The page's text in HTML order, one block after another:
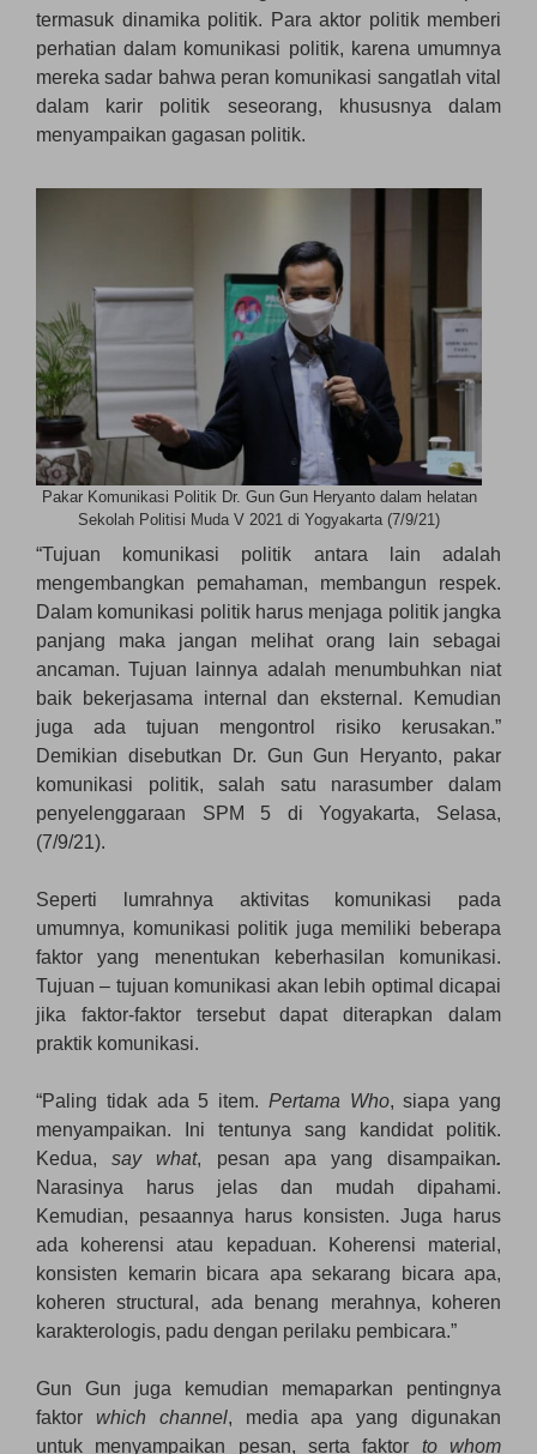
termasuk dinamika politik. Para aktor politik memberi
perhatian dalam komunikasi politik, karena umumnya
mereka sadar bahwa peran komunikasi sangatlah vital
dalam karir politik seseorang, khususnya dalam
menyampaikan gagasan politik.
Pakar Komunikasi Politik Dr. Gun Gun Heryanto dalam helatan
Sekolah Politisi Muda V 2021 di Yogyakarta (7/9/21)
“Tujuan komunikasi politik antara lain adalah
mengembangkan pemahaman, membangun respek.
Dalam komunikasi politik harus menjaga politik jangka
panjang maka jangan melihat orang lain sebagai
ancaman. Tujuan lainnya adalah menumbuhkan niat
baik bekerjasama internal dan eksternal. Kemudian
juga ada tujuan mengontrol risiko kerusakan.”
Demikian disebutkan Dr. Gun Gun Heryanto, pakar
komunikasi politik, salah satu narasumber dalam
penyelenggaraan SPM 5 di Yogyakarta, Selasa,
(7/9/21).
Seperti lumrahnya aktivitas komunikasi pada
umumnya, komunikasi politik juga memiliki beberapa
faktor yang menentukan keberhasilan komunikasi.
Tujuan – tujuan komunikasi akan lebih optimal dicapai
jika faktor-faktor tersebut dapat diterapkan dalam
praktik komunikasi.
“Paling tidak ada 5 item. Pertama Who, siapa yang
menyampaikan. Ini tentunya sang kandidat politik.
Kedua,say what, pesan apa yang disampaikan.
Narasinya harus jelas dan mudah dipahami.
Kemudian, pesaannya harus konsisten. Juga harus
ada koherensi atau kepaduan. Koherensi material,
konsisten kemarin bicara apa sekarang bicara apa,
koheren structural, ada benang merahnya, koheren
karakterologis, padu dengan perilaku pembicara.”
Gun Gun juga kemudian memaparkan pentingnya
faktor which channel, media apa yang digunakan
untuk menyampaikan pesan, serta faktor to whom